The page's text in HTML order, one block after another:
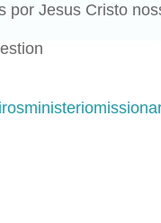
por Jesus Cristo